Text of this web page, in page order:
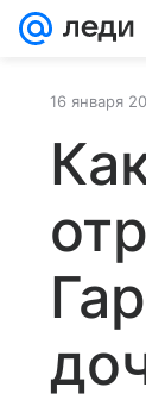
16 января